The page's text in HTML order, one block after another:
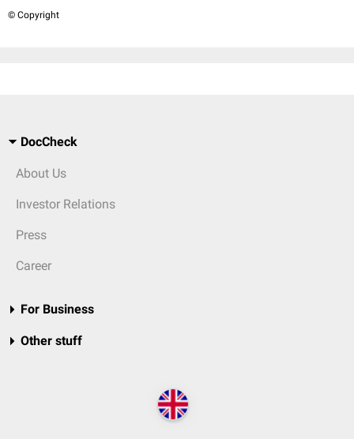
© Copyright
DocCheck
About Us
Investor Relations
Press
Career
For Business
Other stuff